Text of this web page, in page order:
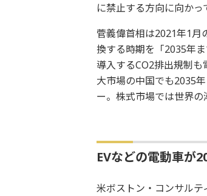
に禁止する方向に向かっ
菅義偉首相は2021年1月
換する時期を「2035年
導入するCO2排出規制
大市場の中国でも2035
ー。株式市場では世界の
EVなどの電動車が
米ボストン・コンサル